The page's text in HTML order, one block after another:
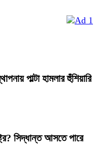
পাল্টা হামলার হুঁশিয়ারি
সিদ্ধান্ত আসতে পারে